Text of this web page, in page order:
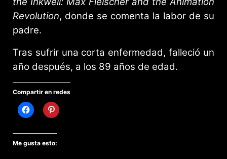
Revolution, donde se comenta la labor de su
padre.
Tras sufrir una corta enfermedad, falleció un
año después, a los 89 años de edad.
Compartir en redes
Me gusta esto: